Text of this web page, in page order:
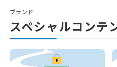
トピックス
会社情報
スペシャルコンテ
ブランド